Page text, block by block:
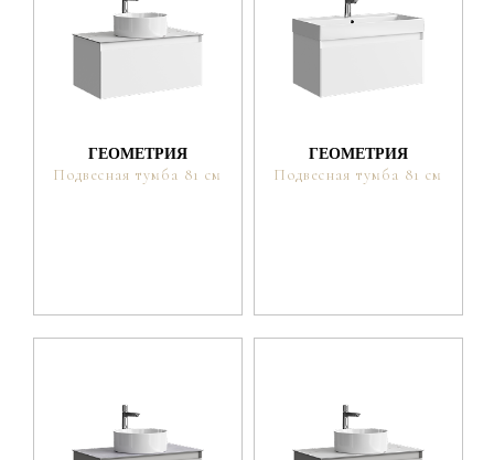
ГЕОМЕТРИЯ
Подвесная тумба 81 см
ГЕОМЕТРИЯ
Подвесная тумба 81 см